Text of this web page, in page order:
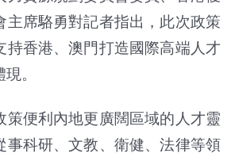
主席駱勇對記者指出，此次政策
持香港、澳門打造國際高端人才
。
便利內地更廣闊區域的人才靈
事科研、文教、衛健、法律等領